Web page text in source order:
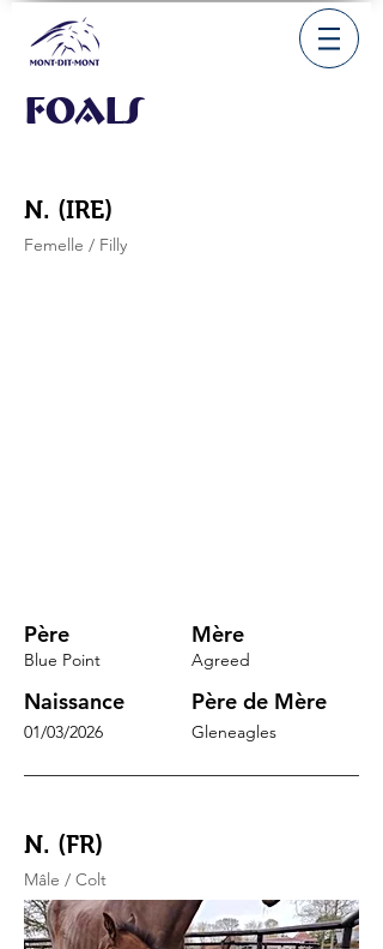
Foals
N. (IRE)
Femelle / Filly
Père
Blue Point
Naissance
01/03/2026
Mère
Agreed
Père de Mère
Gleneagles
N. (FR)
Mâle / Colt